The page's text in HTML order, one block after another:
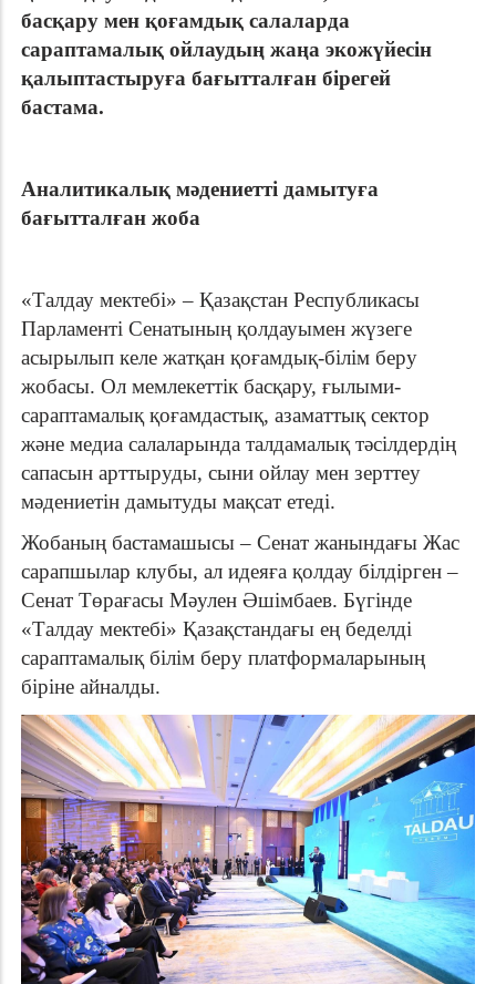
басқару мен қоғамдық салаларда
сараптамалық ойлаудың жаңа экожүйесін
қалыптастыруға бағытталған бірегей
бастама.
Аналитикалық мәдениетті дамытуға
бағытталған жоба
«Талдау мектебі» – Қазақстан Республикасы
Парламенті Сенатының қолдауымен жүзеге
асырылып келе жатқан қоғамдық-білім беру
жобасы. Ол мемлекеттік басқару, ғылыми-
сараптамалық қоғамдастық, азаматтық сектор
және медиа салаларында талдамалық тәсілдердің
сапасын арттыруды, сыни ойлау мен зерттеу
мәдениетін дамытуды мақсат етеді.
Жобаның бастамашысы – Сенат жанындағы Жас
сарапшылар клубы, ал идеяға қолдау білдірген –
Сенат Төрағасы Мәулен Әшімбаев. Бүгінде
«Талдау мектебі» Қазақстандағы ең беделді
сараптамалық білім беру платформаларының
біріне айналды.